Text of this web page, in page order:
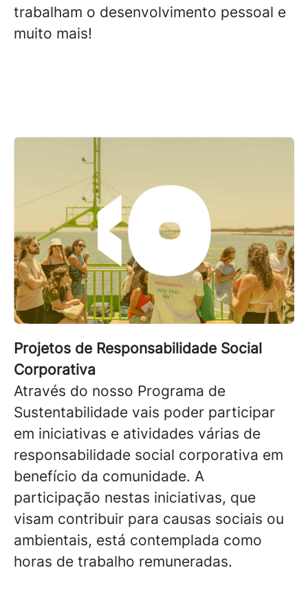
trabalham o desenvolvimento pessoal e
muito mais!
Projetos de Responsabilidade Social
Corporativa
Através do nosso Programa de
Sustentabilidade vais poder participar
em iniciativas e atividades várias de
responsabilidade social corporativa em
benefício da comunidade. A
participação nestas iniciativas, que
visam contribuir para causas sociais ou
ambientais, está contemplada como
horas de trabalho remuneradas.